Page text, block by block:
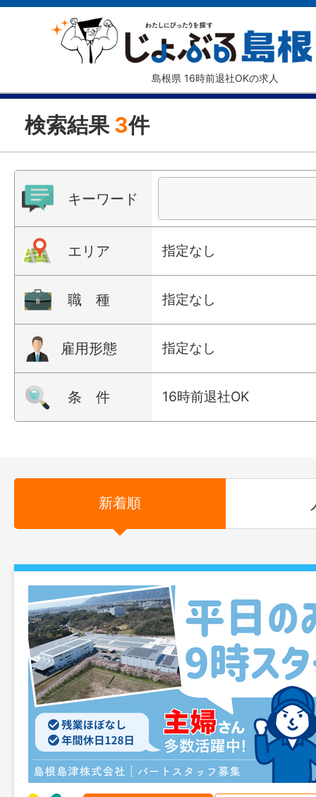
島根県 16時前退社OKの求人
検索結果 3件
キーワード
エリア 指定なし
職 種 指定なし
雇用形態 指定なし
条 件 16時前退社OK
新着順